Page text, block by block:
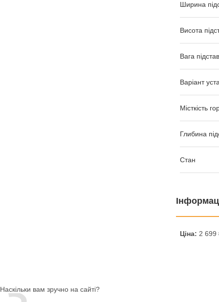
Ширина
Висота
Вага
Варіант
Місткість
Глибина
Стан
Ціна: 2 699
Наскільки вам зручно на сайті?